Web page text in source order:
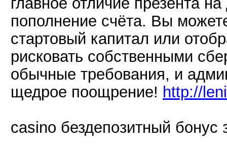
пополнение счёта. Вы
стартовый капитал или
рисковать собственными
обычные требования, и
щедрое поощрение! http://
casino бездепозитный бонус